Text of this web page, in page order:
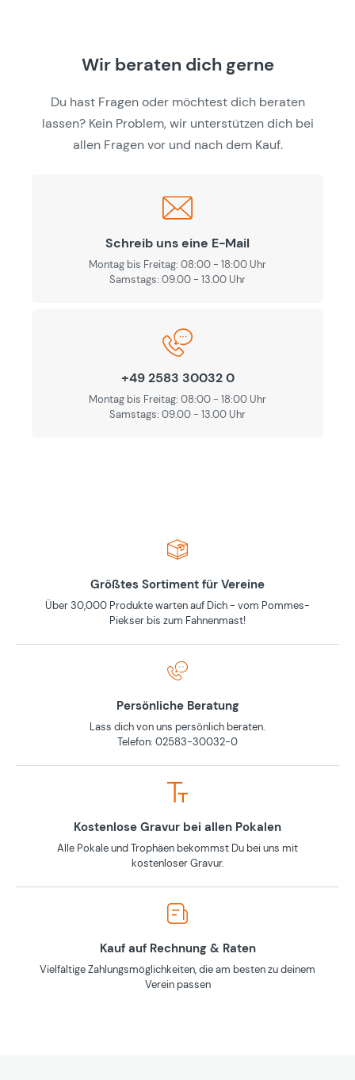
Wir beraten dich gerne
Du hast Fragen oder möchtest dich beraten
lassen? Kein Problem, wir unterstützen dich bei
allen Fragen vor und nach dem Kauf.
Schreib uns eine E-Mail
Montag bis Freitag: 08:00 - 18:00 Uhr
Samstags: 09.00 - 13.00 Uhr
+49 2583 30032 0
Montag bis Freitag: 08:00 - 18:00 Uhr
Samstags: 09.00 - 13.00 Uhr
Größtes Sortiment für Vereine
Über 30,000 Produkte warten auf Dich - vom Pommes-
Piekser bis zum Fahnenmast!
Persönliche Beratung
Lass dich von uns persönlich beraten.
Telefon: 02583-30032-0
Kostenlose Gravur bei allen Pokalen
Alle Pokale und Trophäen bekommst Du bei uns mit
kostenloser Gravur.
Kauf auf Rechnung & Raten
Vielfältige Zahlungsmöglichkeiten, die am besten zu deinem
Verein passen